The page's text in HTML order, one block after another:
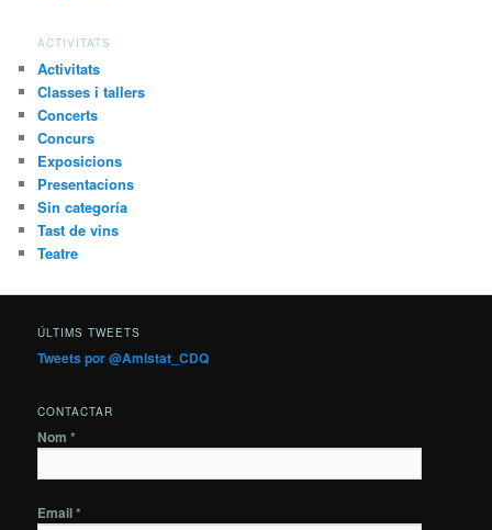
ACTIVITATS
Activitats
Classes i tallers
Concerts
Concurs
Exposicions
Presentacions
Sin categoría
Tast de vins
Teatre
ÚLTIMS TWEETS
Tweets por @Amistat_CDQ
CONTACTAR
Nom *
Email *